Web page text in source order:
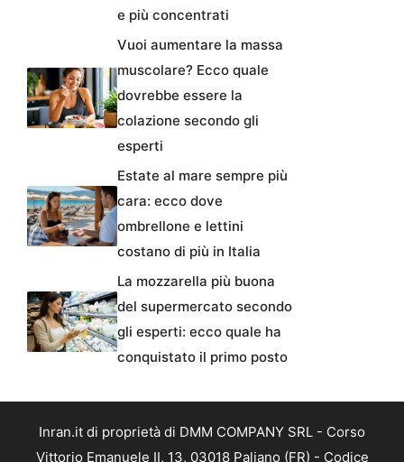
e più concentrati
Vuoi aumentare la massa
muscolare? Ecco quale
dovrebbe essere la
colazione secondo gli
esperti
Estate al mare sempre più
cara: ecco dove
ombrellone e lettini
costano di più in Italia
La mozzarella più buona
del supermercato secondo
gli esperti: ecco quale ha
conquistato il primo posto
Inran.it di proprietà di DMM COMPANY SRL - Corso
Vittorio Emanuele II, 13, 03018 Paliano (FR) - Codice